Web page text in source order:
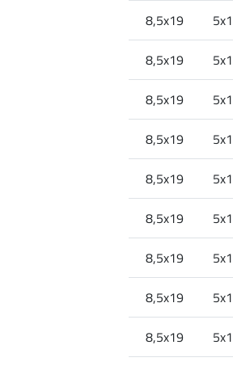
8,5x19
8,5x19
8,5x19
8,5x19
8,5x19
8,5x19
8,5x19
8,5x19
8,5x19